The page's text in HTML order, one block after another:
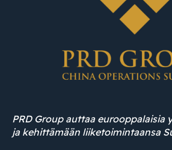
PRD Group auttaa eurooppalaisia
ja kehittämään liiketoimintaansa